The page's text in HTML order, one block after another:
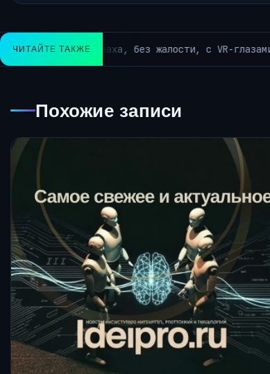
ЧИТАЙТЕ ТАКЖЕ
РУБРИКИ ~КОРОТКО ИЗ TELEGRAM~ Парсим весь
Похожие записи